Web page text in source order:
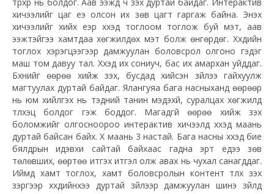
хичээлийг цаг үеэ олсон их зөв цагт гаргаж байна. Энэхүү
хичээлийг хийх үеэр хүүхэд тоглоом тоглож буй мэт, аав
ээжтэйгээ хамтдаа хөгжилдөх мэт болж өнгөрдөг. Хүүхдийн
тоглох хэрэгцээгээр дамжуулан боловсрол олгоно гэдэг
маш том давуу тал. Хүүхэд их сониуч, бас их амархан уйддаг.
Бүхнийг өөрөө хийж үзэх, бусдад хийсэн зүйлээ гайхуулж
магтуулах дуртай байдаг. Ялангуяа бага насныханд өөрөөр
нь юм хийлгэх нь тэдний танин мэдэхүй, суралцах хөгжилд
түлхэц болдог гэж боддог. Магадгүй өөрөө хийж үзэх
боломжийг олгосноороо интерактив хичээлд хүүхэд маань
дуртай байсан байх. Хүү маань 3 настай. Бага насны хүүхэд бие
бялдрын идэвхи сайтай байхаас гадна эрт үедээ зөв
төлөвших, өөртөө итгэх итгэл олж авах нь чухал санагддаг.
Иймд хамт тоглох, хамт боловсролын контент түлхүү үзэх
зэргээр хүүхдийнхээ дуртай зүйлээр дамжуулан шинэ зүйлд